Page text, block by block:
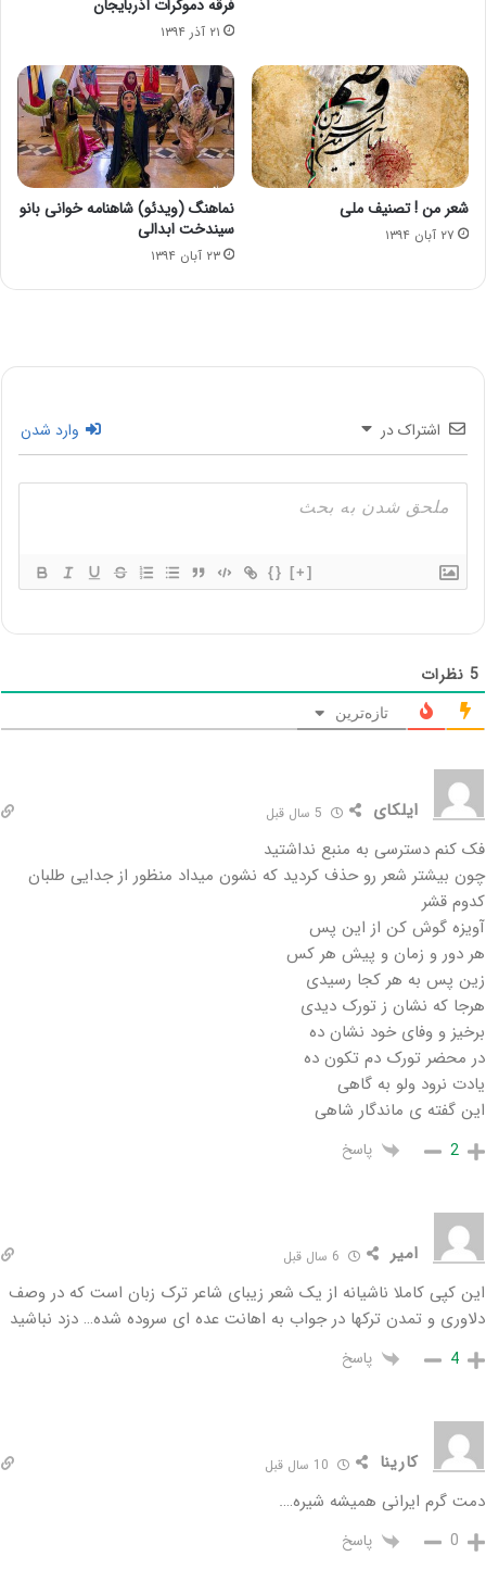
فرقه دموکرات آذربایجان
۲۱ آذر ۱۳۹۴
شعر من ! تصنیف ملی
۲۷ آبان ۱۳۹۴
نماهنگ (ویدئو) شاهنامه خوانی بانو
سیندخت ابدالی
۲۳ آبان ۱۳۹۴
اشتراک در وارد شدن
{} [+]
5 نظرات
تازه‌ترین
ایلکای
فک کنم دسترسی به منبع نداشتید
چون بیشتر شعر رو حذف کردید که نشون میداد منظور از جدایی طلبان
کدوم قشر
آویزه گوش کن از این پس
هر دور و زمان و پیش هر کس
زین پس به هر کجا رسیدی
هرجا که نشان ز تورک دیدی
برخیز و وفای خود نشان ده
در محضر تورک دم تکون ده
یادت نرود ولو به گاهی
این گفته ی ماندگار شاهی
2 پاسخ
امیر
این کپی کاملا ناشیانه از یک شعر زیبای شاعر ترک زبان است که در وصف
دلاوری و تمدن ترکها در جواب به اهانت عده ای سروده شده… دزد نباشید
4 پاسخ
کارینا
دمت گرم ایرانی همیشه شیره….
0 پاسخ